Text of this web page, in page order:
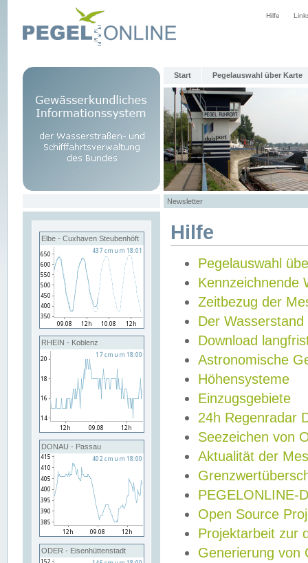
Hilfe
Start Pegelauswahl über Karte
Newsletter
Elbe - Cuxhaven Steubenhöft
RHEIN - Koblenz
DONAU - Passau
ODER - Eisenhüttenstadt
Hilfe
Pegelauswahl
Kennzeichnende
Zeitbezug der
Der Wasserstand
Download
Astronomische
Höhensysteme
Einzugsgebiete
24h Regenradar
Seezeichen von
Aktualität der
PEGELONLINE-
Open Source
Projektarbeit zur
Generierung von